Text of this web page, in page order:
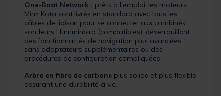
One-Boat Network : prêts à l'emploi, les moteurs
Minn Kota sont livrés en standard avec tous les
câbles de liaison pour se connecter aux combinés
sondeurs Humminbird (compatibles), déverrouillant
des fonctionnalités de navigation plus avancées
sans adaptateurs supplémentaires ou des
procédures de configuration compliquées.
Arbre en fibre de carbone plus solide et plus flexible
assurant une durabilité à vie.